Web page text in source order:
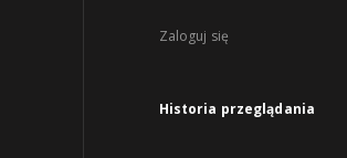
Zaloguj się
Historia przeglądania